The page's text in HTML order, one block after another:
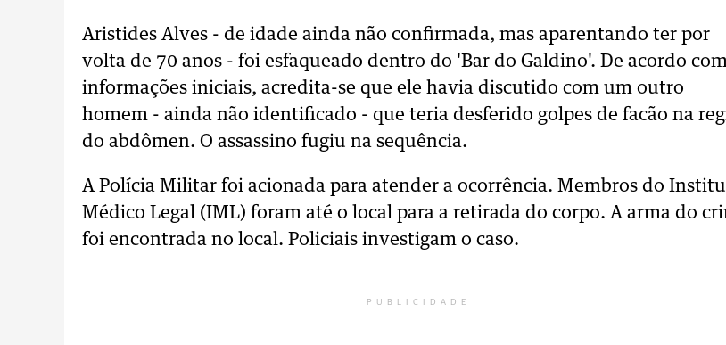
Aristides Alves - de idade ainda não confirmada, mas aparentando ter por
volta de 70 anos - foi esfaqueado dentro do 'Bar do Galdino'. De acordo
informações iniciais, acredita-se que ele havia discutido com um outro
homem - ainda não identificado - que teria desferido golpes de facão na
do abdômen. O assassino fugiu na sequência.
A Polícia Militar foi acionada para atender a ocorrência. Membros do
Médico Legal (IML) foram até o local para a retirada do corpo. A arma do
foi encontrada no local. Policiais investigam o caso.
PUBLICIDADE